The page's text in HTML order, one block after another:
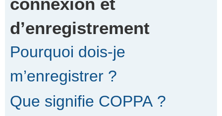
d’enregistrement
Pourquoi dois-je
m’enregistrer ?
Que signifie COPPA ?